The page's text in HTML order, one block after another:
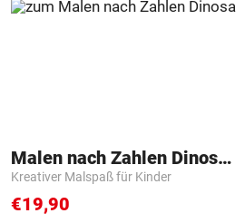
Malen nach Zahlen Dinosaurier
Kreativer Malspaß für Kinder
€19,90